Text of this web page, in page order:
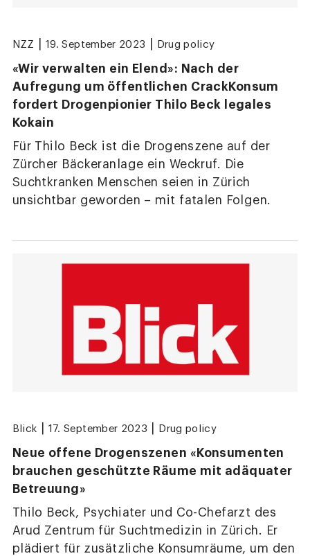
NZZ 19. September 2023 Drug policy
«Wir verwalten ein Elend»: Nach der
Aufregung um öffentlichen CrackKonsum
fordert Drogenpionier Thilo Beck legales
Kokain
Für Thilo Beck ist die Drogenszene auf der
Zürcher Bäckeranlage ein Weckruf. Die
Suchtkranken Menschen seien in Zürich
unsichtbar geworden – mit fatalen Folgen.
Blick 17. September 2023 Drug policy
Neue offene Drogenszenen «Konsumenten
brauchen geschützte Räume mit adäquater
Betreuung»
Thilo Beck, Psychiater und Co-Chefarzt des
Arud Zentrum für Suchtmedizin in Zürich. Er
plädiert für zusätzliche Konsumräume, um den